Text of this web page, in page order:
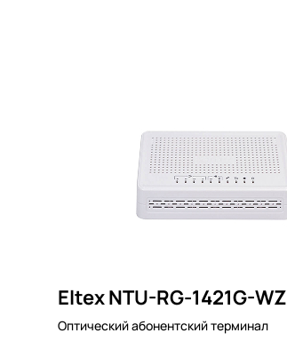
Eltex NTU-RG-1421G-WZ
Оптический абонентский терминал